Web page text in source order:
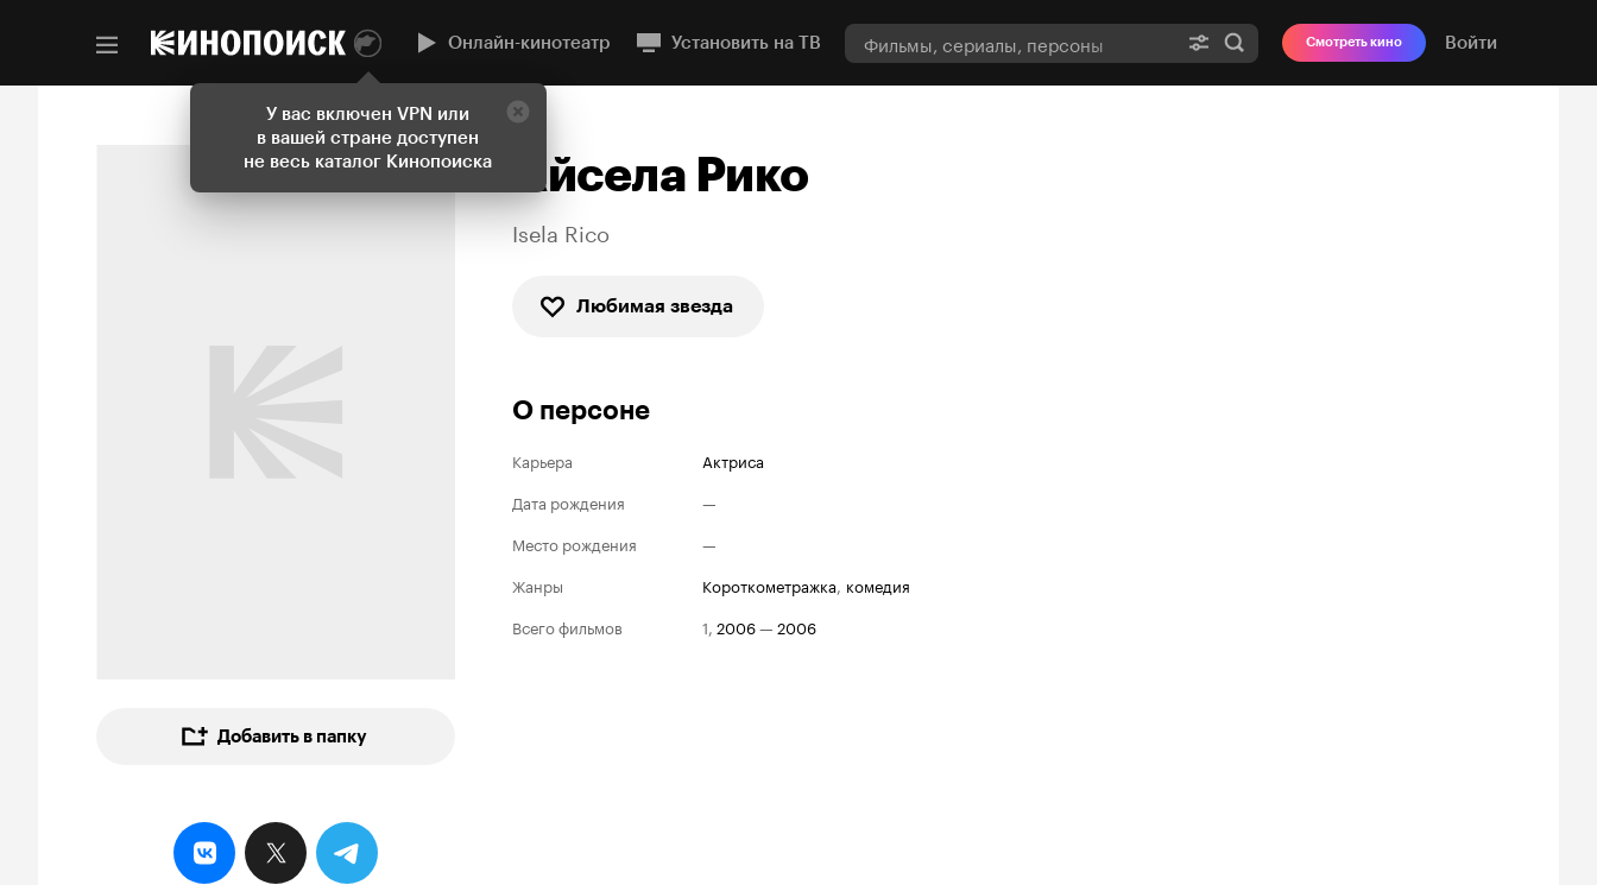
У вас включен VPN или
в вашей стране доступен
не весь каталог Кинопоиска
Онлайн-кинотеатр Установить на ТВ Смотреть кино Войти
Добавить в папку
Айсела Рико
Isela Rico
Любимая звезда
О персоне
Карьера
Актриса
Дата рождения
—
Место рождения
—
Жанры
короткометражка, комедия
Всего фильмов
1, 2006— 2006